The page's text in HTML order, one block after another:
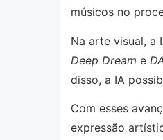
músicos no
Na arte visual, a
Deep Dream e
disso, a IA
Com esses
expressão